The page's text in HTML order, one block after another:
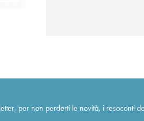
per non perderti le novità, i resoconti